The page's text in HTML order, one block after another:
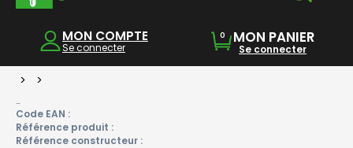
MON COMPTE
Se connecter
0 MON PANIER
Se connecter
> >
-
Code EAN :
Référence produit :
Référence constructeur :